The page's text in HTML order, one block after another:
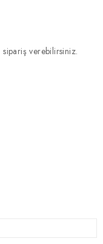
sipariş verebilirsiniz.